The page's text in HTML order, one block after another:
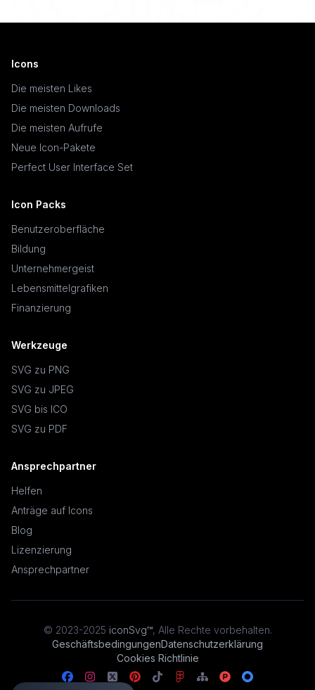
Icons
Die meisten Likes
Die meisten Downloads
Die meisten Aufrufe
Neue Icon-Pakete
Perfect User Interface Set
Icon Packs
Benutzeroberfläche
Bildung
Unternehmergeist
Lebensmittelgrafiken
Finanzierung
Werkzeuge
SVG zu PNG
SVG zu JPEG
SVG bis ICO
SVG zu PDF
Ansprechpartner
Helfen
Anträge auf Icons
Blog
Lizenzierung
Ansprechpartner
© 2023-2025 iconSvg™, Alle Rechte vorbehalten.
GeschäftsbedingungenDatenschutzerklärung
Cookies Richtlinie